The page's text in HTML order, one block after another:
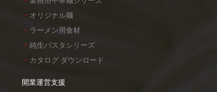
オリジナル麺
ラーメン用食材
純生パスタシリーズ
カタログ ダウンロード
開業運営支援